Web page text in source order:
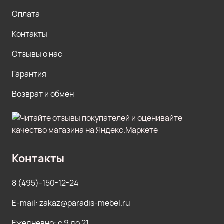
Оплата
Контакты
Отзывы о нас
Гарантия
Возврат и обмен
Контакты
8 (495)-150-12-24
E-mail: zakaz@paradis-mebel.ru